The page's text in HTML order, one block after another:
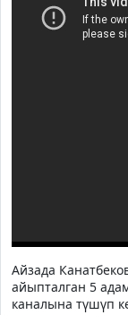
Айзада
айыпталган 5
каналына түшүп